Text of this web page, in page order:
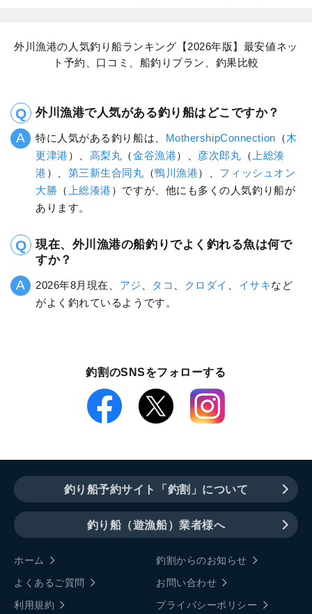
外川漁港の人気釣り船ランキング【2026年版】最安値ネッ
ト予約、口コミ、船釣りプラン、釣果比較
外川漁港で人気がある釣り船はどこですか？
特に人気がある釣り船は、 MothershipConnection （木
更津港 ）、 高梨丸 （金谷漁港）、 彦次郎丸 （ 上総湊
港 ）、 第三新生合同丸 （鴨川漁港）、 フィッシュオン
大勝 （ 上総湊港 ）ですが、他にも多くの人気釣り船が
あります。
現在、外川漁港の船釣りでよく釣れる魚は何で
すか？
2026年8月現在、 アジ タコ クロダイ イサキなど
がよく釣れているようです。
釣割のSNSをフォローする
釣り船予約サイト「釣割」について
釣り船（遊漁船）業者様へ
ホーム
釣割からのお知らせ
よくあるご質問
お問い合わせ
利用規約
プライバシーポリシー